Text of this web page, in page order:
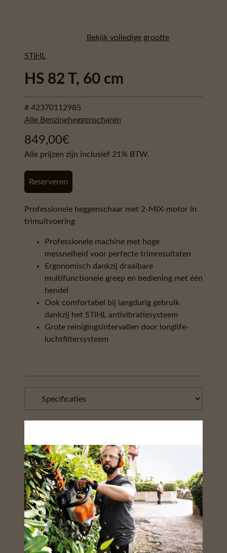
Bekijk volledige grootte
STIHL
HS 82 T, 60 cm
# 42370112985
Alle Benzineheggenscharen
849,00€
Alle prijzen zijn inclusief 21% BTW.
Reserveren
Professionele heggenschaar met 2-MIX-motor in
trimuitvoering
Professionele machine met hoge
messnelheid voor perfecte trimresultaten
Ergonomisch dankzij draaibare
multifunctionele greep en bediening met één
hendel
Ook comfortabel bij langdurig gebruik
dankzij het STIHL antivibratiesysteem
Grote reinigingsintervallen door longlife-
luchtfiltersysteem